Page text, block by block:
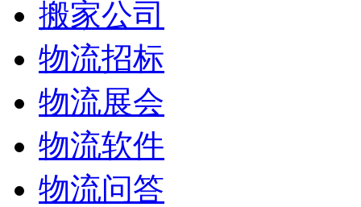
搬家公司
物流招标
物流展会
物流软件
物流问答